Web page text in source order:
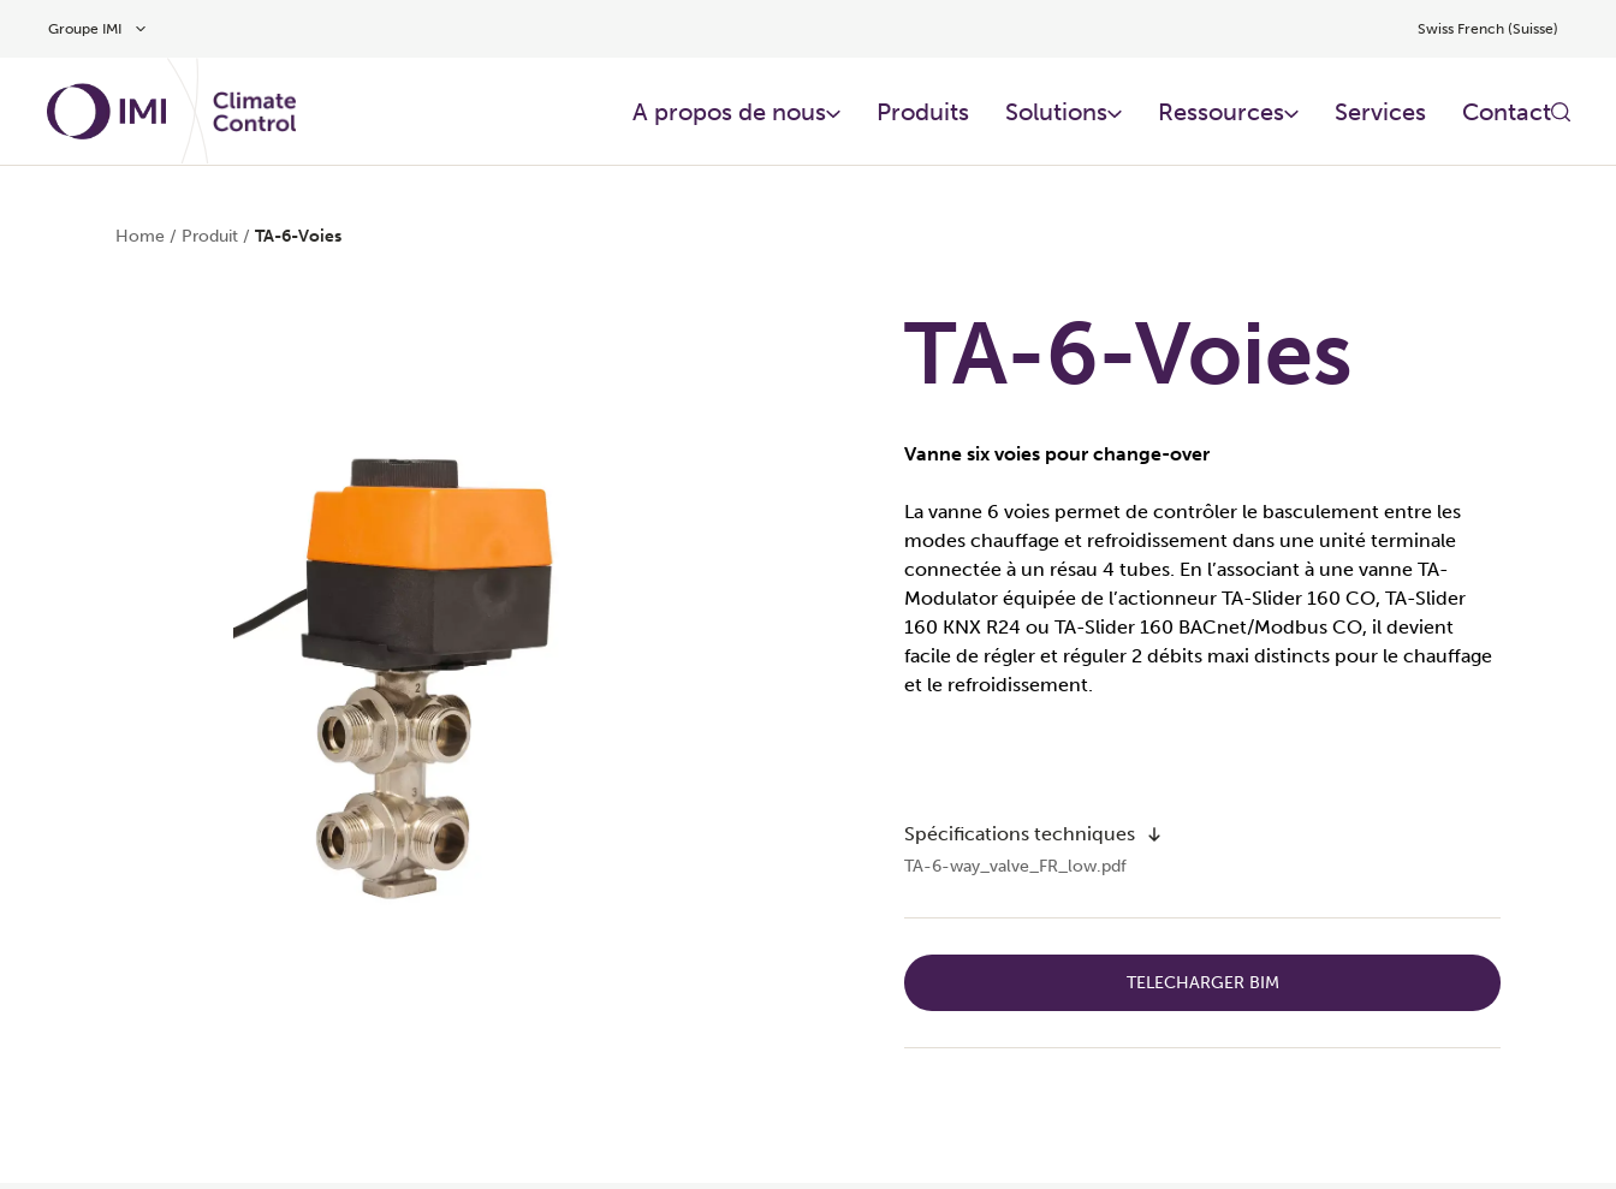
Groupe IMI Swiss French (Suisse)
A propos de nous Produits Solutions Ressources​ Services​ Contact
Home / Produit / TA-6-Voies
TA-6-Voies
Vanne six voies pour change-over
La vanne 6 voies permet de contrôler le basculement entre les
modes chauffage et refroidissement dans une unité terminale
connectée à un résau 4 tubes. En l’associant à une vanne TA-
Modulator équipée de l’actionneur TA-Slider 160 CO, TA-Slider
160 KNX R24 ou TA-Slider 160 BACnet/Modbus CO, il devient
facile de régler et réguler 2 débits maxi distincts pour le chauffage
et le refroidissement.
Spécifications techniques
TA-6-way_valve_FR_low.pdf
TELECHARGER BIM